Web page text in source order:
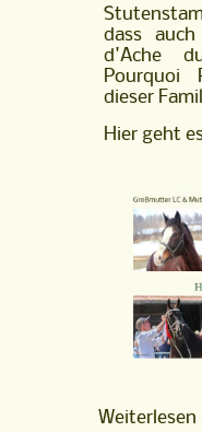
dass
d'Ache
Pourquoi
dieser
Hier geht
Weiterlesen